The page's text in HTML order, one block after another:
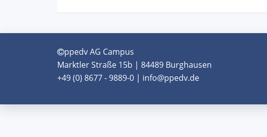
ppedv AG Campus
Marktler Straße 15b | 84489 Burghausen
+49 (0) 8677 - 9889-0 | info@ppedv.de